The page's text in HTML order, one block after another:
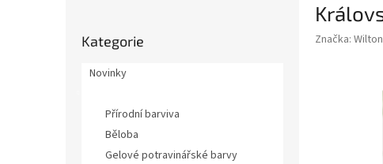
kategorie
Kategorie
Novinky
Přírodní barviva
Běloba
Gelové potravinářské barvy
Značka: